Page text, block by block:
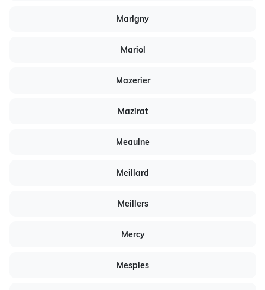
Marigny
Mariol
Mazerier
Mazirat
Meaulne
Meillard
Meillers
Mercy
Mesples